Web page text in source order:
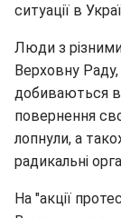
ситуації в
Люди з
Верховну Раду,
добиваються
повернення
лопнули, а
радикальні
На "акції